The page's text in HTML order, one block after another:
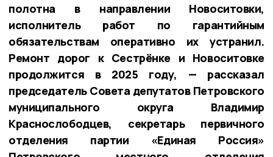
полотна в направлении Новоситовки,
исполнитель работ по гарантийным
обязательствам оперативно их устранил.
Ремонт дорог к Сестрёнке и Новоситовке
продолжится в 2025 году, — рассказал
председатель Совета депутатов Петровского
муниципального округа Владимир
Краснослободцев, секретарь первичного
отделения партии «Единая Россия»